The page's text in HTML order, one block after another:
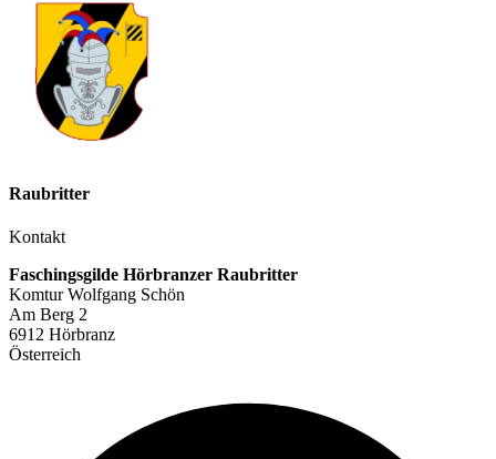
Raubritter
Kontakt
Faschingsgilde Hörbranzer Raubritter
Komtur Wolfgang Schön
Am Berg 2
6912 Hörbranz
Österreich